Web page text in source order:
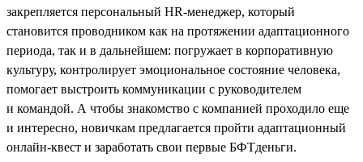
закрепляется персональный HR-менеджер, который
становится проводником как на протяжении адаптационного
периода, так и в дальнейшем: погружает в корпоративную
культуру, контролирует эмоциональное состояние человека,
помогает выстроить коммуникации с руководителем
и командой. А чтобы знакомство с компанией проходило еще
и интересно, новичкам предлагается пройти адаптационный
онлайн-квест и заработать свои первые БФТденьги.